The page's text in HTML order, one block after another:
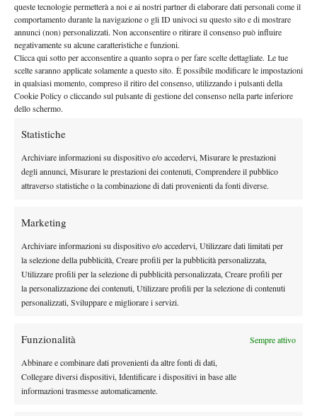
queste tecnologie permetterà a noi e ai nostri partner di elaborare dati personali come il
comportamento durante la navigazione o gli ID univoci su questo sito e di mostrare
annunci (non) personalizzati. Non acconsentire o ritirare il consenso può influire
negativamente su alcune caratteristiche e funzioni.
Clicca qui sotto per acconsentire a quanto sopra o per fare scelte dettagliate. Le tue
scelte saranno applicate solamente a questo sito. È possibile modificare le impostazioni
in qualsiasi momento, compreso il ritiro del consenso, utilizzando i pulsanti della
Cookie Policy o cliccando sul pulsante di gestione del consenso nella parte inferiore
dello schermo.
Statistiche
Archiviare informazioni su dispositivo e/o accedervi, Misurare le prestazioni
degli annunci, Misurare le prestazioni dei contenuti, Comprendere il pubblico
attraverso statistiche o la combinazione di dati provenienti da fonti diverse.
Marketing
Archiviare informazioni su dispositivo e/o accedervi, Utilizzare dati limitati per
la selezione della pubblicità, Creare profili per la pubblicità personalizzata,
Utilizzare profili per la selezione di pubblicità personalizzata, Creare profili per
la personalizzazione dei contenuti, Utilizzare profili per la selezione di contenuti
personalizzati, Sviluppare e migliorare i servizi.
Funzionalità Sempre attivo
Abbinare e combinare dati provenienti da altre fonti di dati,
Collegare diversi dispositivi, Identificare i dispositivi in base alle
informazioni trasmesse automaticamente.
giocatore nell’era Open a conquistare la semifinale in tutti gli
Slam, più precisamente l’undicesimo nel ventunesimo secolo.
Nel prossimo match per Arnaldi un altro derby, con
Cobolli, per assicurarsi un posto in finale.
News Wta
Eala sul trionfo di Washington: “Ho finito
meglio di come ho iniziato, continuo a
lavorare su me stessa”
Masters 1000 Montreal 2026: Bellucci
subito out, Baez passa al secondo turno
Atp News